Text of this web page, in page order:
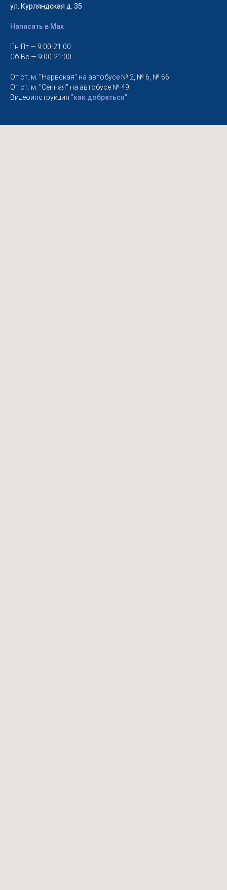
ул. Курляндская д. 35
Написать в Max
Пн-Пт — 9:00-21:00
Сб-Вс — 9:00-21:00
От ст. м. "Нарвская" на автобусе № 2, № 6, № 66
От ст. м. "Сенная" на автобусе № 49
Видеоинструкция "как добраться"